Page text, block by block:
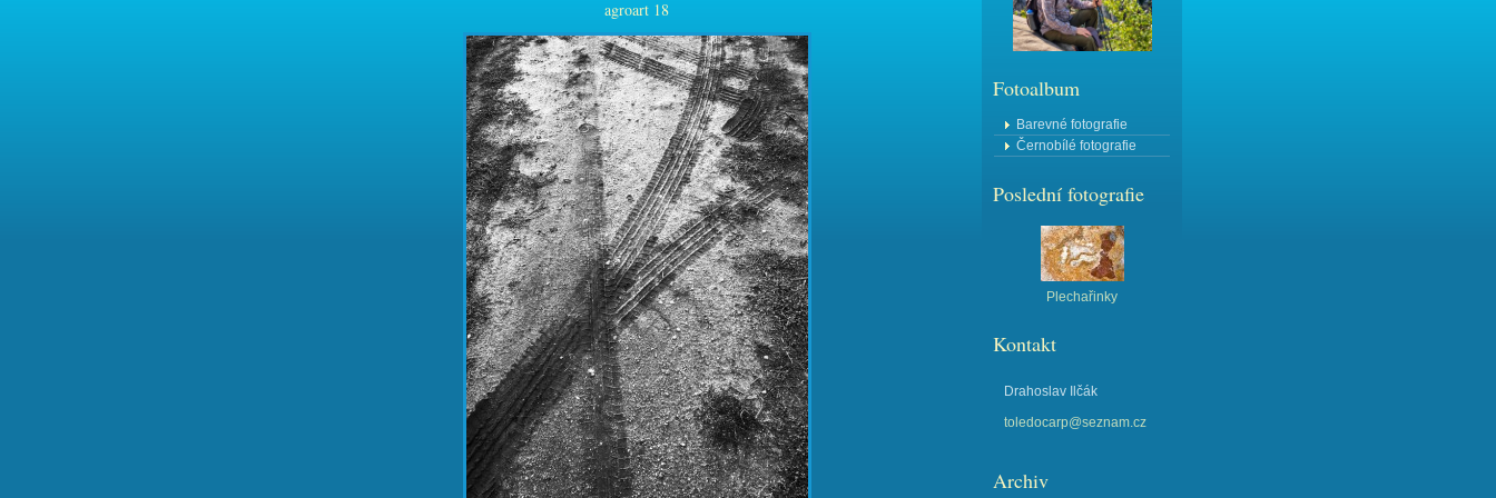
agroart 18
Fotoalbum
Barevné fotografie
Černobílé fotografie
Poslední fotografie
Plechařinky
Kontakt
Drahoslav Ilčák
toledocarp@seznam.cz
Archiv